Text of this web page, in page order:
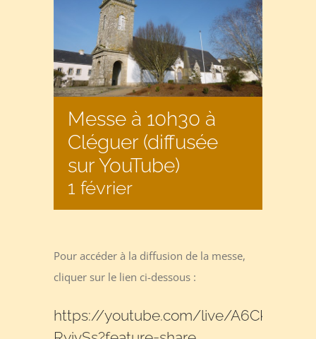
Messe à 10h30 à
Cléguer (diffusée
sur YouTube)
1 février
Pour accéder à la diffusion de la messe,
cliquer sur le lien ci-dessous :
https://youtube.com/live/A6CK-